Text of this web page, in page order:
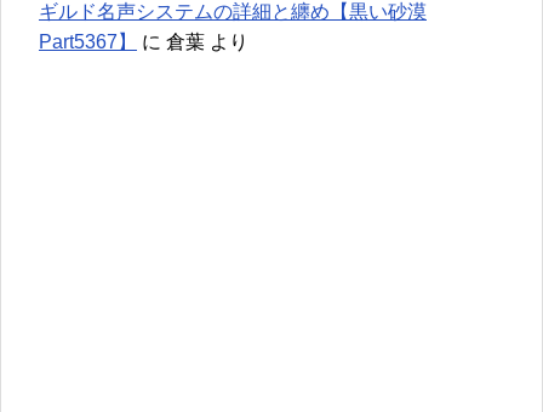
ギルド名声システムの詳細と纏め【黒い砂漠
Part5367】
に 倉葉 より